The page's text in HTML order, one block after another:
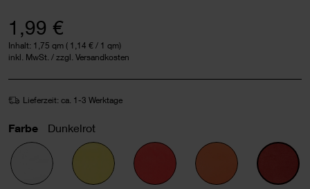
1,99 €
Inhalt: 1,75 qm ( 1,14 € / 1 qm)
inkl. MwSt. / zzgl. Versandkosten
Lieferzeit: ca. 1-3 Werktage
Farbe Dunkelrot